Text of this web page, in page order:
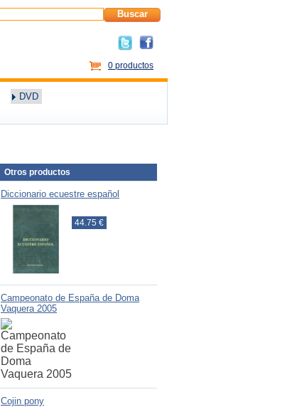
Buscar
0 productos
DVD
Otros productos
Diccionario ecuestre español
44.75 €
Campeonato de España de Doma
Vaquera 2005
Cojin pony